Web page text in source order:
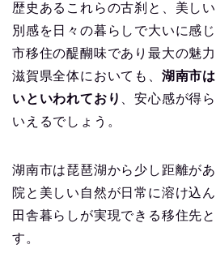
歴史あるこれらの古刹と、美し
別感を日々の暮らしで大いに感
市移住の醍醐味であり最大の魅
滋賀県全体においても、 湖南市
いといわれており
、安心感が得
いえるでしょう。
湖南市は琵琶湖から少し距離が
院と美しい自然が日常に溶け込
田舎暮らしが実現できる移住先
す。